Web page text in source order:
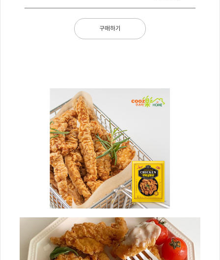
구매하기